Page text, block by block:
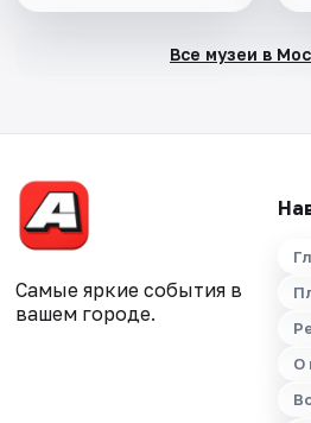
Все музеи в
Самые яркие события в
вашем городе.
О